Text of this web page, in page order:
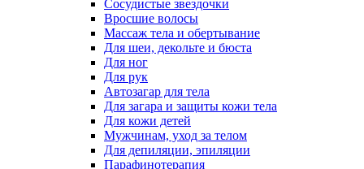
Сосудистые звездочки
Вросшие волосы
Массаж тела и обертывание
Для шеи, декольте и бюста
Для ног
Для рук
Автозагар для тела
Для загара и защиты кожи тела
Для кожи детей
Мужчинам, уход за телом
Для депиляции, эпиляции
Парафинотерапия